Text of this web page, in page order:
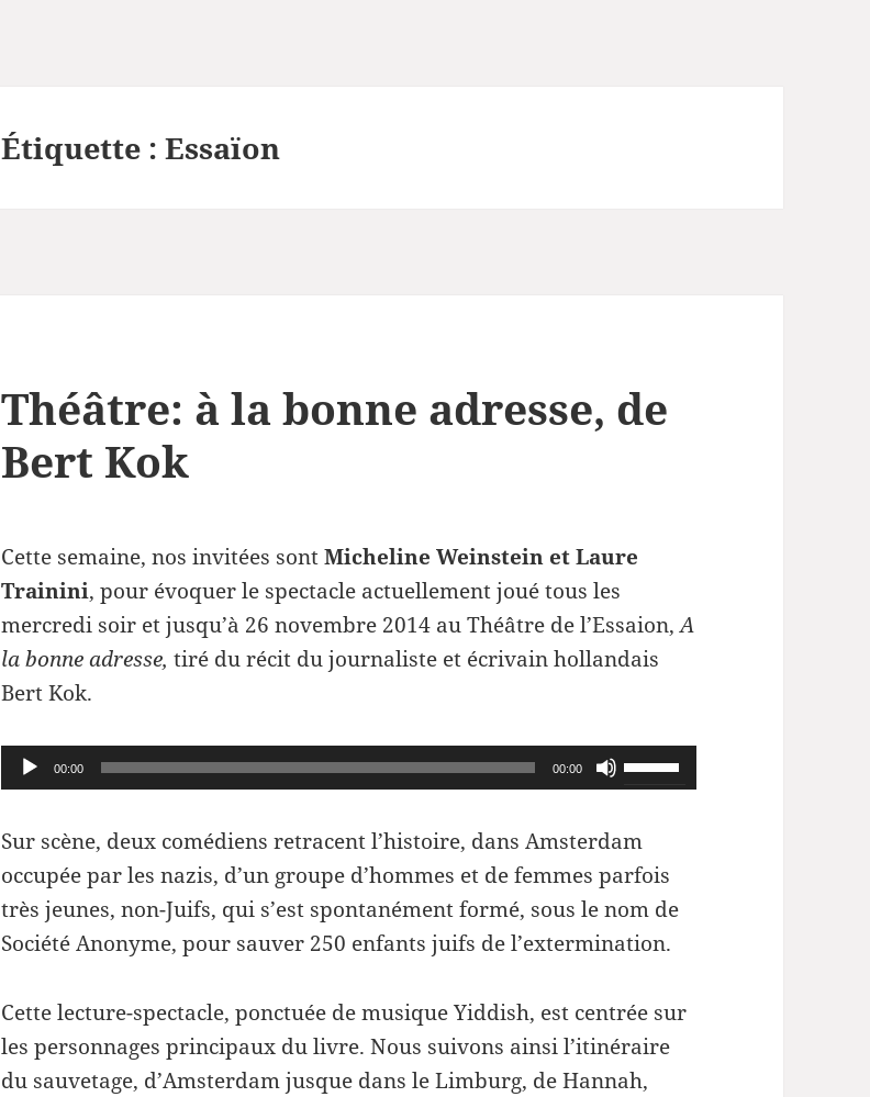
Étiquette :Essaïon
Théâtre: à la bonne adresse, de
Bert Kok
Cette semaine, nos invitées sontMicheline Weinstein et Laure
Trainini, pour évoquer le spectacle actuellement joué tous les
mercredi soir et jusqu’à 26 novembre 2014 au Théâtre de l’Essaion,A
la bonne adresse,tiré du récit du journaliste et écrivain hollandais
Bert Kok.
Lecteur
audio
00:00 00:00
Utilisez
les
haut/bas
pour
augmenter
diminuer
volume.
Sur scène, deux comédiens retracent l’histoire, dans Amsterdam
occupée par les nazis, d’un groupe d’hommes et de femmes parfois
très jeunes, non-Juifs, qui s’est spontanément formé, sous le nom de
Société Anonyme, pour sauver 250 enfants juifs de l’extermination.
Cette lecture-spectacle, ponctuée de musique Yiddish, est centrée sur
les personnages principaux du livre. Nous suivons ainsi l’itinéraire
du sauvetage, d’Amsterdam jusque dans le Limburg, de Hannah,